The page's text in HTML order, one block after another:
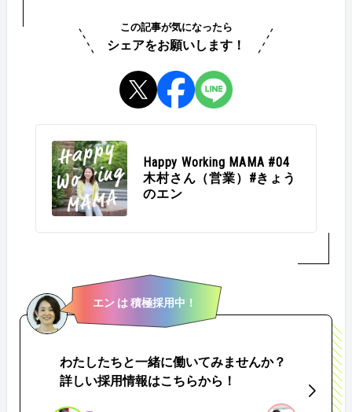
力しあいました。午前は私が出社して、午後は旦那さ
んが休むとか。ほんと、チームプレーです。 &nbsp; &n
bsp; &nbsp; &nbsp; Q：働き続けてよかったと思うこと
切り没頭する時間と、子どもとたっぷり過ごす時間。
そのメリハリがあって、より自分の人生が充実してい
のママにも「何屋さんなの？」と質問していたり…働
くことが身近にあるみたいです。 &nbsp; &nbsp; &nbsp;
Q：オススメの「時短テク」があれば教えて！ 夕飯作
りについては、買い物の日、料理の日と分けていて。
買い物した日は、前日に作ったものを食べて。料理を
bsp; &nbsp; Q：育児と仕事、楽しく両立する秘訣を一
言でいうと？ &nbsp; 今を大事に！子どもの成長にあわ
せて、自分も思いっきり楽しむ。 &nbsp; &nbsp; &nbsp;
柳さんの紹介はここまで！ 次の「Happy Working MAM
A」はだれかな～？ &nbsp; ▼過去の「Happy Working M
AMA」はこちら！ https://www.en-soku.com/life/49705 &
nbsp;
年経験を積んで、1人目の出産のタイミングで人事に
異動しました。続けていく中では、悩んだ時期もあり
ますが、その度仕事の楽しさを感じる機会があった
り、上司や同僚に助けてもらったり…。エンでの仕事
は好きでしたし、辞める選択肢はなかったですね。今
振り返ればありがたい環境だったなと思います。 &nbs
したあたり…。両立どうこうよりも、生活がガタガタ
でした。出産から4ヶ月程度での復帰だったので、私
も身体が万全ではなかったんだと思います。 加えて、
次男の場合は、長男よりも体調を崩すことも多く、毎
週のように保育園からは「熱が出ているのでお迎えお
実家の両親はもちろん、義理の母にも毎週家に来ても
らって、掃除・洗濯・夕飯作りと、作り置きまでお願
いしてました。 夫の仕事がリモート勤務OKになっての
も大きかったですね。少しずつ、家のことを手伝って
もらえるようになり、自分自身も気持ちにゆとりが生
まれてきたように思います。 &nbsp; &nbsp; &nbsp; &nb
sp; Q：働き続けてよかったと思うことは？ 今の採用
の仕事を経験できたこと。これまで以上に、自分の経
験を通じて「働く女性」を支援したいと思っていま
この記事が気になったら
シェアをお願いします！
Happy Working MAMA #04
木村さん（営業）#きょう
のエン
エン は 積極採用中！
わたしたちと一緒に働いてみませんか？
詳しい採用情報はこちらから！